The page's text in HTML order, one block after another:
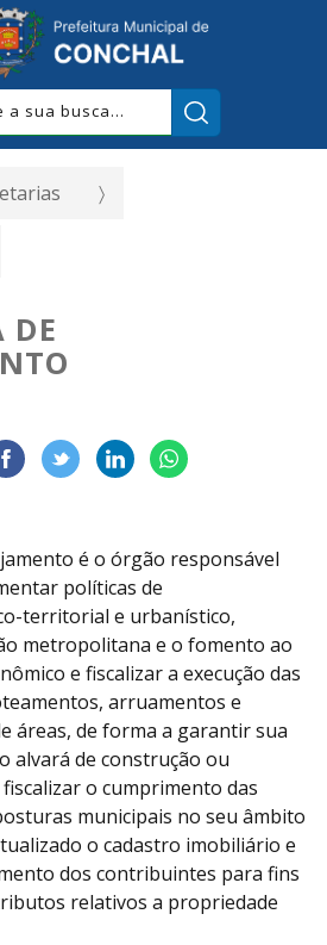
DE
é o órgão responsável
políticas de
territorial e urbanístico,
metropolitana e o fomento ao
e fiscalizar a execução das
arruamentos e
áreas, de forma a garantir sua
alvará de construção ou
o cumprimento das
municipais no seu âmbito
o cadastro imobiliário e
dos contribuintes para fins
relativos a propriedade